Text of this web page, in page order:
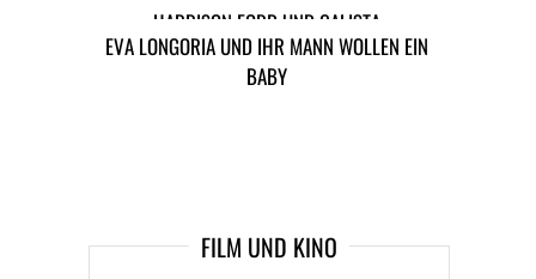
gerechnet.
U2
HARRISON FORD UND CALISTA
FLOCKHART: ENDLICH VORM TRAUALTAR
EVA LONGORIA UND IHR MANN WOLLEN EIN
BABY
FILM UND KINO
IN DER HAUPTROLLE: DER